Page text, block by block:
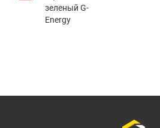
зеленый G-
Energy